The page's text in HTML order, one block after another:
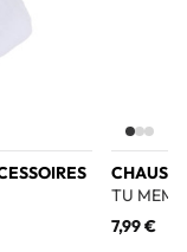
TU
7,99 €